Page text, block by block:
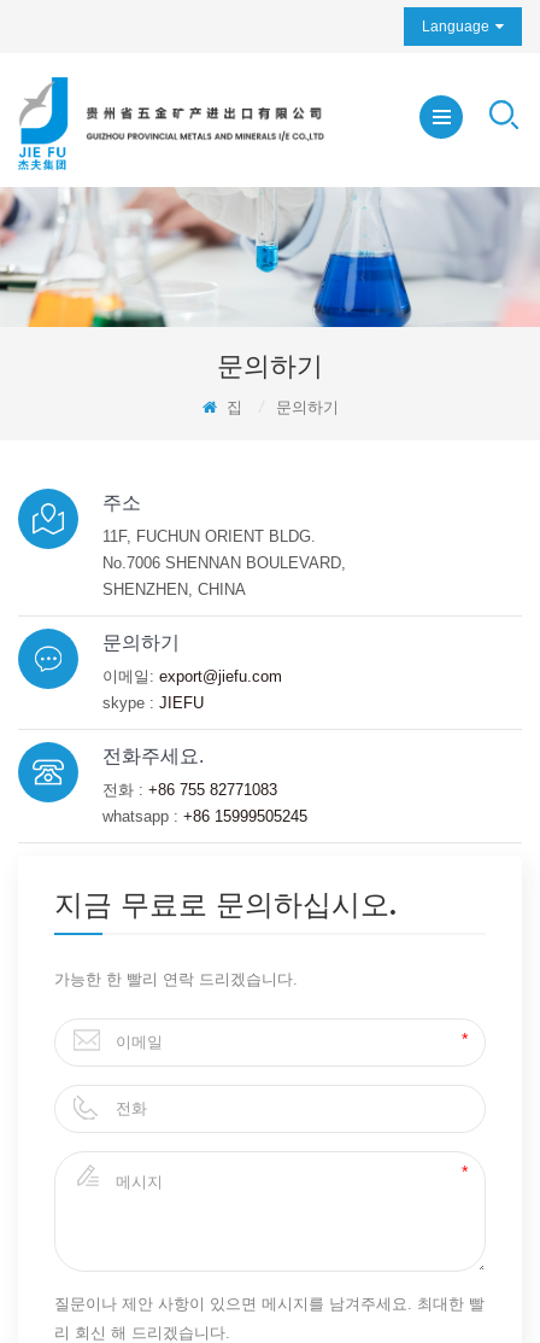
Language
문의하기
집 문의하기
주소
11F, FUCHUN ORIENT BLDG.
No.7006 SHENNAN BOULEVARD,
SHENZHEN, CHINA
문의하기
이메일: export@jiefu.com
skype : JIEFU
전화주세요.
전화 : +86 755 82771083
whatsapp : +86 15999505245
지금 무료로 문의하십시오.
가능한 한 빨리 연락 드리겠습니다.
질문이나 제안 사항이 있으면 메시지를 남겨주세요. 최대한 빨
리 회신 해 드리겠습니다.